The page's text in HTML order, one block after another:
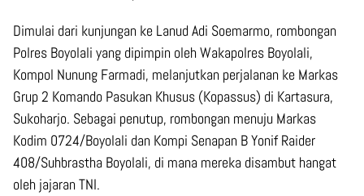
Dimulai dari kunjungan ke Lanud Adi Soemarmo, rombongan
Polres Boyolali yang dipimpin oleh Wakapolres Boyolali,
Kompol Nunung Farmadi, melanjutkan perjalanan ke Markas
Grup 2 Komando Pasukan Khusus (Kopassus) di Kartasura,
Sukoharjo. Sebagai penutup, rombongan menuju Markas
Kodim 0724/Boyolali dan Kompi Senapan B Yonif Raider
408/Suhbrastha Boyolali, di mana mereka disambut hangat
oleh jajaran TNI.